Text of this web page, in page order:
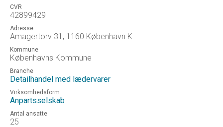
CVR
42899429
Adresse
Amagertorv 31, 1160 København K
Kommune
Københavns Kommune
Branche
Detailhandel med lædervarer
Virksomhedsform
Anpartsselskab
Antal ansatte
25